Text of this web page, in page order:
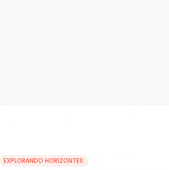
EXPLORANDO HORIZONTES: